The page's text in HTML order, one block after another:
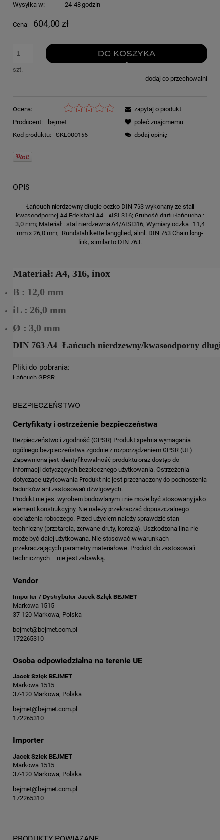
Wysyłka w:
24-48 godzin
Cena: 604,00 zł
szt.
DO KOSZYKA
dodaj do przechowalni
Ocena:
Producent:
bejmet
Kod produktu:
SKL000166
zapytaj o produkt
poleć znajomemu
dodaj opinię
OPIS
Łańcuch nierdzewny długie oczko DIN 763 wykonany ze stali
kwasoodpornej A4 Edelstahl A4 - AISI 316; Grubość drutu łańcucha :
3,0 mm; Materiał : stal nierdzewna A4/AISI316; Wymiary oczka : 11,4
mm x 26,0 mm; Rundstahlkette langglied, ähnl. DIN 763 Chain long-
link, similar to DIN 763.
Materiał: A4, 316, inox
B : 12,0 mm
iL : 26,0 mm
Ø : 3,0 mm
DIN 763 A4 Łańcuch nierdzewny/kwasoodporny
Pliki do pobrania:
Łańcuch GPSR
BEZPIECZEŃSTWO
Certyfikaty i ostrzeżenie bezpieczeństwa
Bezpieczeństwo i zgodność (GPSR) Produkt spełnia wymagania
ogólnego bezpieczeństwa zgodnie z rozporządzeniem GPSR (UE).
Zapewniona jest identyfikowalność produktu oraz dostęp do
informacji dotyczących bezpiecznego użytkowania. Ostrzeżenia
dotyczące użytkowania Produkt nie jest przeznaczony do podnoszenia
ładunków ani zastosowań dźwigowych.
Produkt nie jest wyrobem budowlanym i nie może być stosowany jako
element konstrukcyjny. Nie należy przekraczać dopuszczalnego
obciążenia roboczego. Przed użyciem należy sprawdzić stan
techniczny (przetarcia, zerwane druty, korozja). Uszkodzona lina nie
może być dalej użytkowana. Nie stosować w warunkach
przekraczających parametry materiałowe. Produkt do zastosowań
technicznych – nie jest zabawką.
Vendor
Importer / Dystrybutor Jacek Szlęk BEJMET
Markowa 1515
37-120 Markowa, Polska
bejmet@bejmet.com.pl
172265310
Osoba odpowiedzialna na terenie UE
Jacek Szlęk BEJMET
Markowa 1515
37-120 Markowa, Polska
bejmet@bejmet.com.pl
172265310
Importer
Jacek Szlęk BEJMET
Markowa 1515
37-120 Markowa, Polska
bejmet@bejmet.com.pl
172265310